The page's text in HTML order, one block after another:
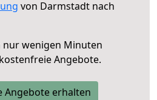
von Darmstadt nach
nur wenigen Minuten
Angebote.
Angebote erhalten